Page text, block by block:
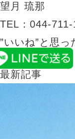
望月 琉那
TEL：044-711-
”いいね”と思
最新記事